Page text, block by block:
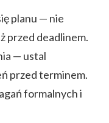
planu — nie
przed deadlinem.
— ustal
przed terminem.
formalnych i